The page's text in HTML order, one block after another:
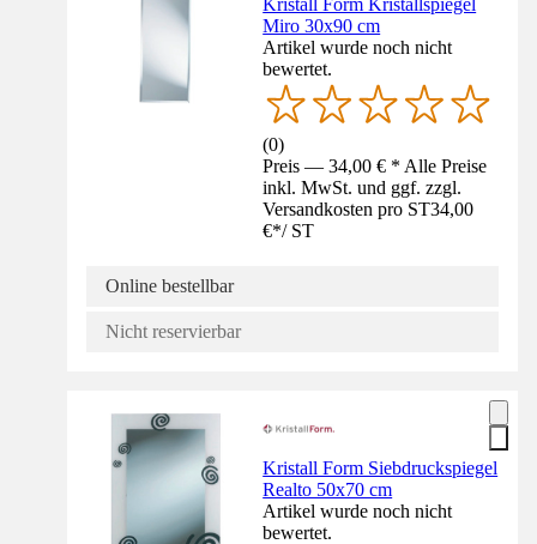
Kristall Form Kristallspiegel
Miro 30x90 cm
Artikel wurde noch nicht
bewertet.
(0)
Preis — 34,00 € * Alle Preise
inkl. MwSt. und ggf. zzgl.
Versandkosten pro ST34,00
€*/ ST
Online bestellbar
Nicht reservierbar
Kristall Form Siebdruckspiegel
Realto 50x70 cm
Artikel wurde noch nicht
bewertet.